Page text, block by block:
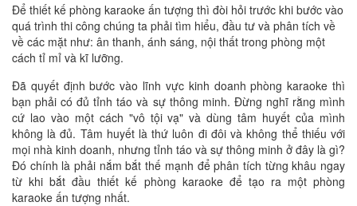
Để thiết kế phòng karaoke ấn tượng thì đòi hỏi trước khi bước vào
quá trình thi công chúng ta phải tìm hiểu, đầu tư và phân tích về
về các mặt như: ân thanh, ánh sáng, nội thất trong phòng một
cách tỉ mỉ và kĩ lưỡng.
Đã quyết định bước vào lĩnh vực kinh doanh phòng karaoke thì
bạn phải có đủ tỉnh táo và sự thông minh. Đừng nghĩ rằng mình
cứ lao vào một cách "vô tội vạ" và dùng tâm huyết của mình
không là đủ. Tâm huyết là thứ luôn đi đôi và không thể thiếu với
mọi nhà kinh doanh, nhưng tỉnh táo và sự thông minh ở đây là gì?
Đó chính là phải nắm bắt thế mạnh để phân tích từng khâu ngay
từ khi bắt đầu thiết kế phòng karaoke để tạo ra một phòng
karaoke ấn tượng nhất.